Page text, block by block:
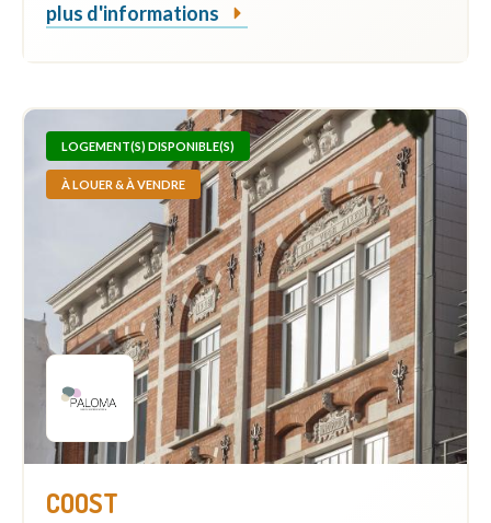
plus d'informations
LOGEMENT(S) DISPONIBLE(S)
À LOUER & À VENDRE
COOST